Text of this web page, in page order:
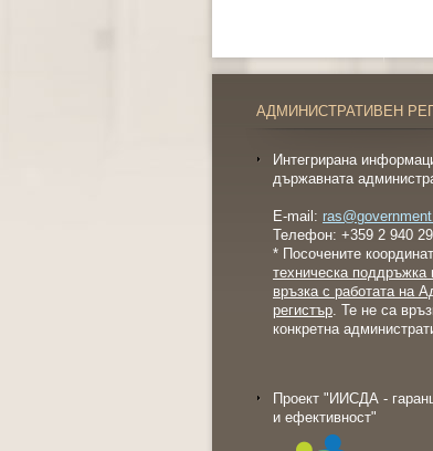
АДМИНИСТРАТИВЕН
Интегрирана
държавната
E-mail:
Телефон: +359 2 940
* Посочените
техническа поддръжка
връзка с работата на
регистър. Те не са
конкретна
Проект "ИИСДА -
и ефективност"